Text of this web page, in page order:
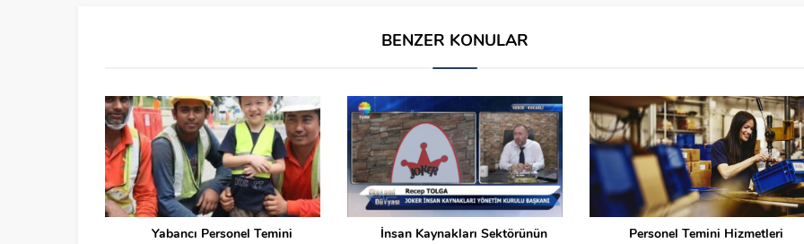
BENZER KONULAR
Yabancı Personel Temini
İnsan Kaynakları Sektörünün
Personel Temini Hizmetleri